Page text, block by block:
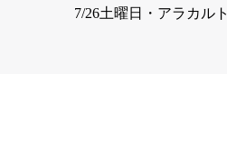
7/26土曜日・アラカルト